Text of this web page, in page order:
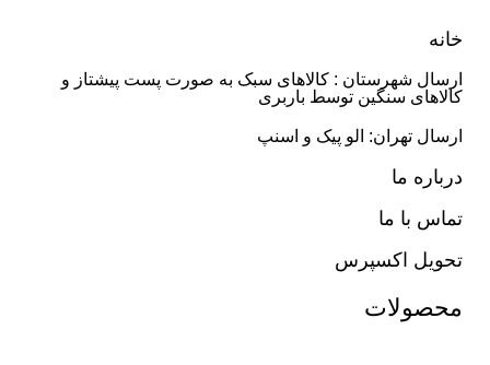
خانه
ارسال شهرستان : کالاهای سبک به صورت پست پیشتاز و
کالاهای سنگین توسط باربری
ارسال تهران: الو پیک و اسنپ
درباره ما
تماس با ما
تحویل اکسپرس
محصولات